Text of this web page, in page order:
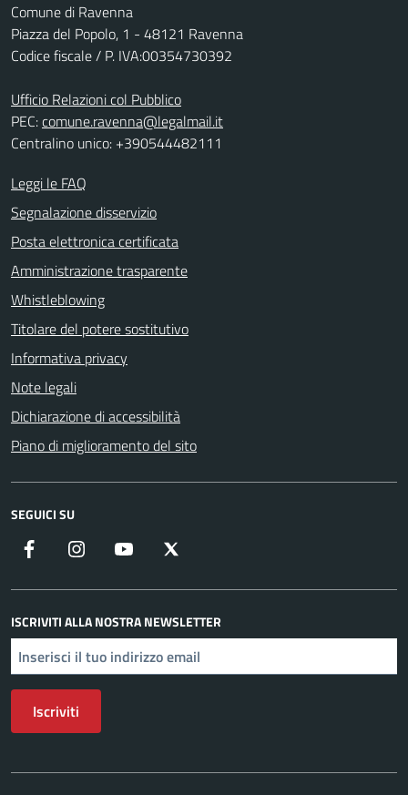
Comune di Ravenna
Piazza del Popolo, 1 - 48121 Ravenna
Codice fiscale / P. IVA:00354730392
Ufficio Relazioni col Pubblico
PEC:comune.ravenna@legalmail.it
Centralino unico: +390544482111
Leggi le FAQ
Segnalazione disservizio
Posta elettronica certificata
Amministrazione trasparente
Whistleblowing
Titolare del potere sostitutivo
Informativa privacy
Note legali
Dichiarazione di accessibilità
Piano di miglioramento del sito
SEGUICI SU
Facebook Instagram YouTube
ISCRIVITI ALLA NOSTRA NEWSLETTER